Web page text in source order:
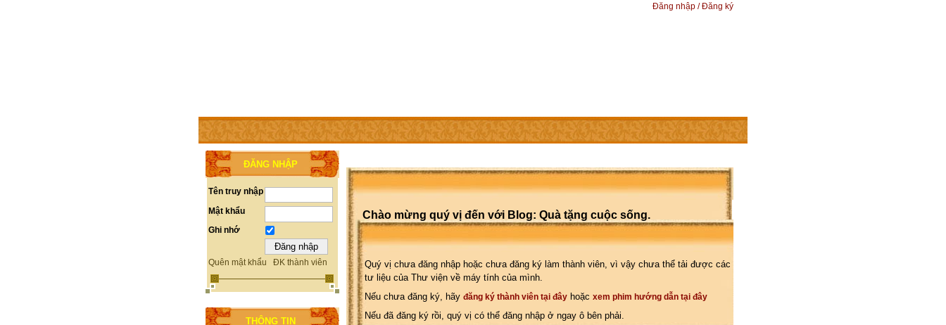
Đăng nhập / Đăng ký
TRANG CHỦ THÀNH VIÊN TRỢ GIÚP WEBSITE CỦA CÁC THÀNH VIÊN
ĐĂNG NHẬP
Tên truy nhập
Mật khẩu
Ghi nhớ
Quên mật khẩu ĐK thành viên
THÔNG TIN
Chào mừng quý vị đến với Blog: Quà tặng cuộc sống.
Quý vị chưa đăng nhập hoặc chưa đăng ký làm thành viên, vì vậy chưa thể tải được các
tư liệu của Thư viện về máy tính của mình.
Nếu chưa đăng ký, hãy đăng ký thành viên tại đây hoặc xem phim hướng dẫn tại đây
Nếu đã đăng ký rồi, quý vị có thể đăng nhập ở ngay ô bên phải.